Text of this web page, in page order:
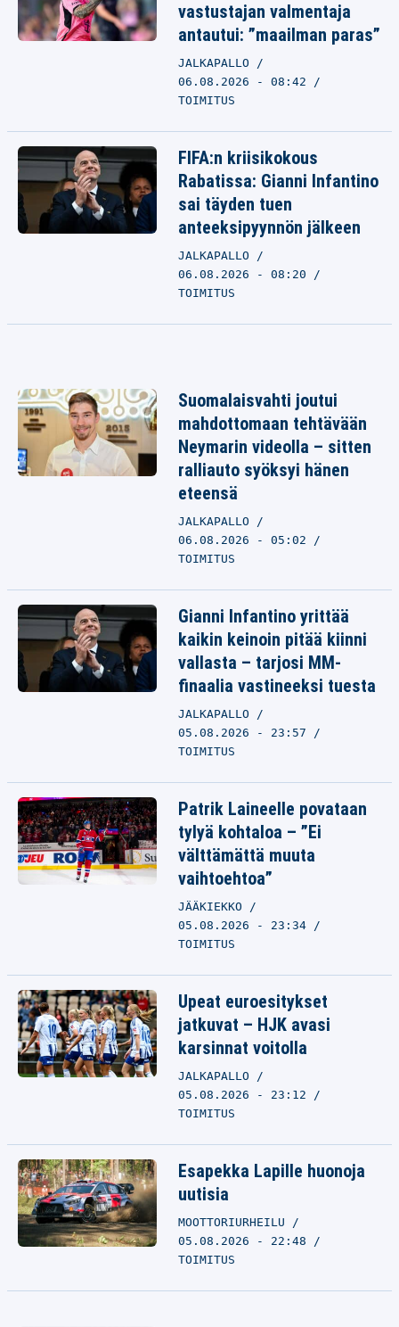
vastustajan valmentaja
antautui: ”maailman paras”
JALKAPALLO
06.08.2026 - 08:42
TOIMITUS
FIFA:n kriisikokous
Rabatissa: Gianni Infantino
sai täyden tuen
anteeksipyynnön jälkeen
JALKAPALLO
06.08.2026 - 08:20
TOIMITUS
Suomalaisvahti joutui
mahdottomaan tehtävään
Neymarin videolla – sitten
ralliauto syöksyi hänen
eteensä
JALKAPALLO
06.08.2026 - 05:02
TOIMITUS
Gianni Infantino yrittää
kaikin keinoin pitää kiinni
vallasta – tarjosi MM-
finaalia vastineeksi tuesta
JALKAPALLO
05.08.2026 - 23:57
TOIMITUS
Patrik Laineelle povataan
tylyä kohtaloa – ”Ei
välttämättä muuta
vaihtoehtoa”
JÄÄKIEKKO
05.08.2026 - 23:34
TOIMITUS
Upeat euroesitykset
jatkuvat – HJK avasi
karsinnat voitolla
JALKAPALLO
05.08.2026 - 23:12
TOIMITUS
Esapekka Lapille huonoja
uutisia
MOOTTORIURHEILU
05.08.2026 - 22:48
TOIMITUS